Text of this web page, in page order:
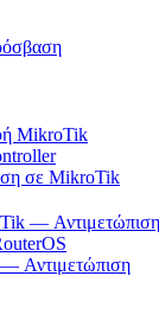
MikroTik
σε MikroTik
— Αντιμετώπιση
Αντιμετώπιση